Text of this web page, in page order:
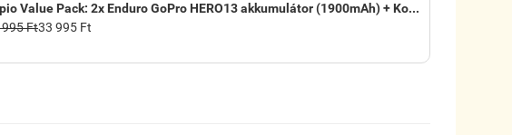
Value Pack: 2x Enduro GoPro HERO13 akkumulátor (1900mAh) + Ko...
Ft33 995 Ft